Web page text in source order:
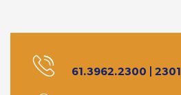
61.3962.2300 | 2301